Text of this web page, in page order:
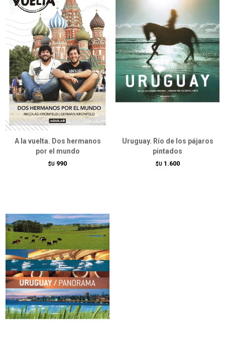
A la vuelta. Dos hermanos
por el mundo
$U 990
Uruguay. Río de los pájaros
pintados
$U 1.600